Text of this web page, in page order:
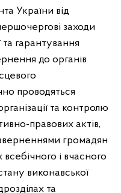
України від
заходи
та гарантування
до органів
проводяться
та контролю
правових актів,
громадян
всебічного і вчасного
виконавської
та